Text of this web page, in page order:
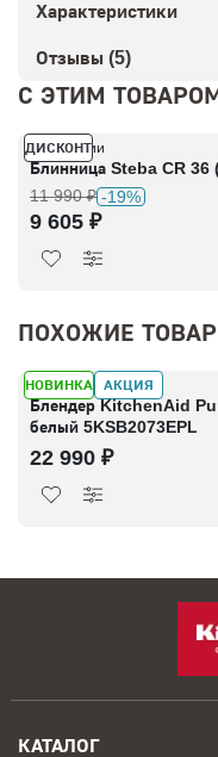
Характеристики
Отзывы (5)
С ЭТИМ
ДИСКОНТ
В наличии
Блинница Steba CR
11 990 ₽ -19%
9 605 ₽
ПОХОЖИЕ
НОВИНКА АКЦИЯ
В наличии
Блендер KitchenAid
белый 5KSB2073EPL
22 990 ₽
КАТАЛОГ